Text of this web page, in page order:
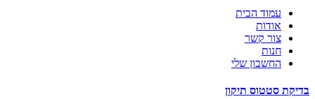
עמוד הבית
אודות
צור קשר
חנות
החשבון שלי
בדיקת סטטוס תיקון